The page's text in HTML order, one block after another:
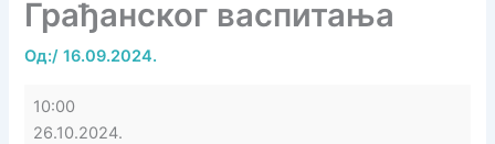
Грађанског васпитања
Од:/16.09.2024.
Обука
за
10:00
26.10.2024.